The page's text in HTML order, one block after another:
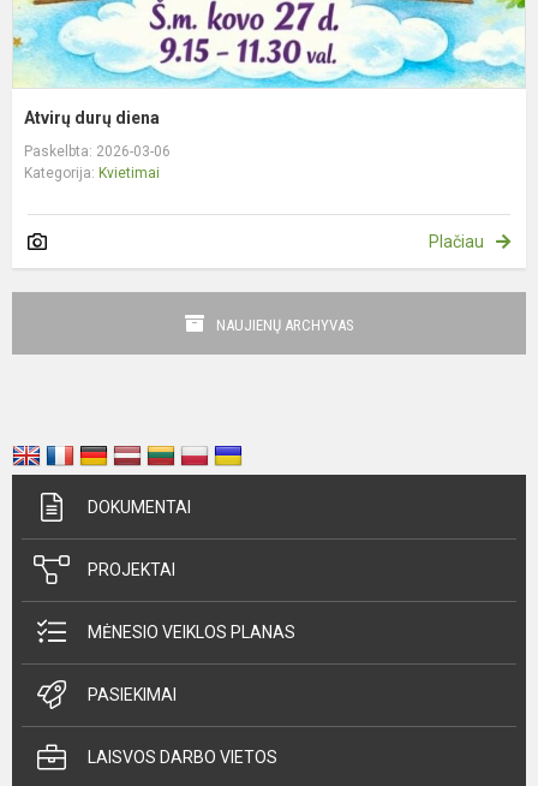
Atvirų durų diena
Paskelbta: 2026-03-06
Kategorija: Kvietimai
Plačiau
NAUJIENŲ ARCHYVAS
DOKUMENTAI
PROJEKTAI
MĖNESIO VEIKLOS PLANAS
PASIEKIMAI
LAISVOS DARBO VIETOS